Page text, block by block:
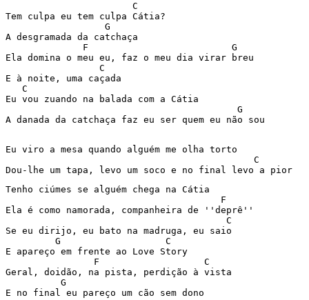
                       C
Tem culpa eu tem culpa Cátia?
                  G
A desgramada da
              F                          G
Ela domina o meu eu, faz o meu dia virar breu
                 C
E à noite, uma caçada
   C
Eu vou zuando na balada com a Cátia
                                          G
A danada da catchaça faz eu ser quem eu não sou
Eu viro a mesa quando alguém me olha torto
                                             C
Dou-lhe um tapa, levo um soco e no final levo a pior
Tenho ciúmes se alguém chega na Cátia
                                       F
Ela é como namorada, companheira de ''deprê''
                                        C
Se eu dirijo, eu bato na madruga, eu saio
         G                   C
E apareço em frente ao Love Story
                F                   C
Geral, doidão, na pista, perdição à vista
          G
E no final eu pareço um cão sem dono